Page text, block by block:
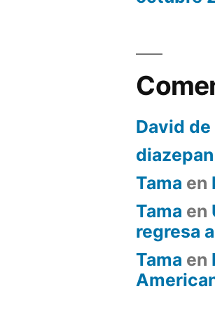
David
diazepan
Tama en
Tama en
regresa
Tama en